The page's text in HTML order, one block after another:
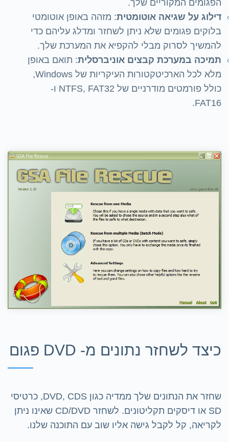
הפגומים המקוריים שלך.
דילוג על שגיאה אוטומטית: מזהה באופן אוטומטי
בלוקים פגומים שלא ניתן לשחזר ומדלג עליהם כדי
להמשיך לסרוק מבלי להקפיא את המערכת שלך.
תמיכה במערכת קבצים אוניברסלית: תואם באופן
מלא לכל הארכיטקטורות העיקריות של Windows,
כולל פורמטים מודרניים של NTFS, FAT32 ו-
FAT16.
כיצד לשחזר נתונים מ- DVD פגום
שחזר את הנתונים שלך ממדיה כגון DVD, CDS, כרטיסי
SD או דיסקים תקליטונים. לשחזר CD/DVD שאינו ניתן
לקריאה, קל לקבל גישה אליו שוב עם התוכנה שלנו.